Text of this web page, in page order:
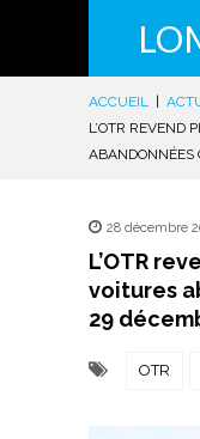
ACCUEIL
L’OTR REVEND
ABANDONNÉES
28 décembre
L’OTR
voitures
29
OTR